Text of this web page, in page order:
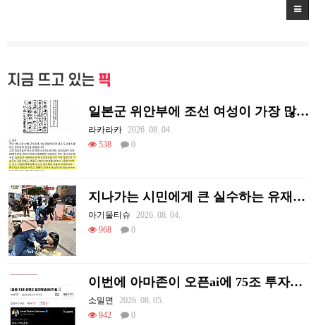
지금 뜨고 있는 픽
일본군 위안부에 조선 여성이 가장 많았던 이유
라카라카 2026. 08. 04.
538
0
지나가는 시민에게 큰 실수하는 유재석.jpg
아기물티슈
2026. 08. 04.
968
0
이번에 아마존이 오픈ai에 75조 투자한 이유
소밀면
2026. 08. 05.
942
0